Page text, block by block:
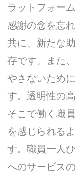
ラットフォー
感謝の念を忘
共に、新たな
存です。また
やさないため
す。透明性の
そこで働く職
を感じられる
す。職員一人
へのサービス